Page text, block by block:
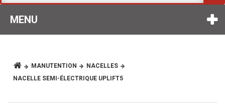
MENU
MANUTENTION
NACELLES
NACELLE SEMI-ÉLECTRIQUE UPLIFT5